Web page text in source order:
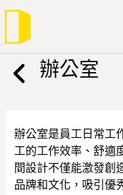
跳
主
辦公室
辦公室是員工日常工
工的工作效率、舒適
間設計不僅能激發創
品牌和文化，吸引優